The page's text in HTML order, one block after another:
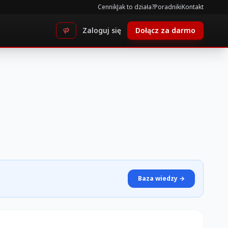
CennikJak to działa?PoradnikiKontakt
Zaloguj się Dołącz za darmo
Baza wiedzy →